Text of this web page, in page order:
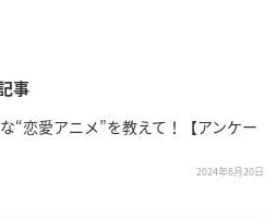
事
“恋愛アニメ”を教えて！【アンケー
2024年6月20日